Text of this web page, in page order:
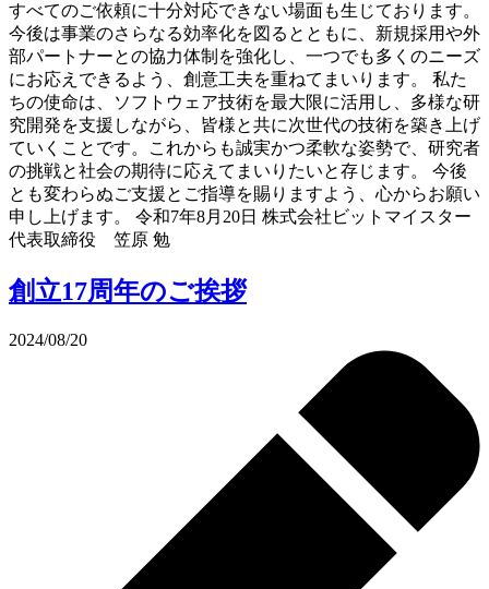
すべてのご依頼に十分対応できない場面も生じております。
今後は事業のさらなる効率化を図るとともに、新規採用や外
部パートナーとの協力体制を強化し、一つでも多くのニーズ
にお応えできるよう、創意工夫を重ねてまいります。 私た
ちの使命は、ソフトウェア技術を最大限に活用し、多様な研
究開発を支援しながら、皆様と共に次世代の技術を築き上げ
ていくことです。これからも誠実かつ柔軟な姿勢で、研究者
の挑戦と社会の期待に応えてまいりたいと存じます。 今後
とも変わらぬご支援とご指導を賜りますよう、心からお願い
申し上げます。 令和7年8月20日 株式会社ビットマイスター
代表取締役 笠原 勉
創立17周年のご挨拶
2024/08/20